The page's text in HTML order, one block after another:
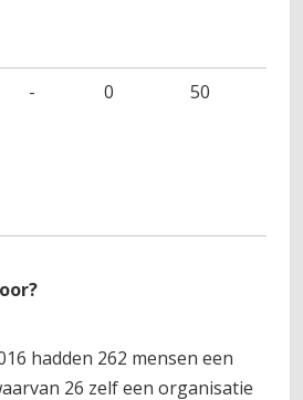
- 0 50
hadden 262 mensen een
26 zelf een organisatie